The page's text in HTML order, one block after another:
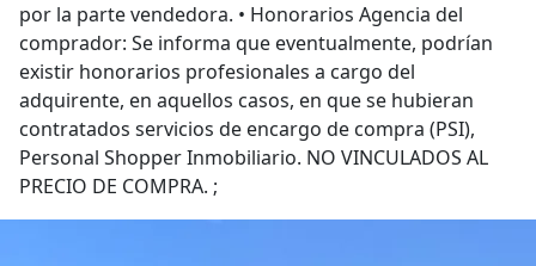
por la parte vendedora. • Honorarios Agencia del
comprador: Se informa que eventualmente, podrían
existir honorarios profesionales a cargo del
adquirente, en aquellos casos, en que se hubieran
contratados servicios de encargo de compra (PSI),
Personal Shopper Inmobiliario. NO VINCULADOS AL
PRECIO DE COMPRA. ;